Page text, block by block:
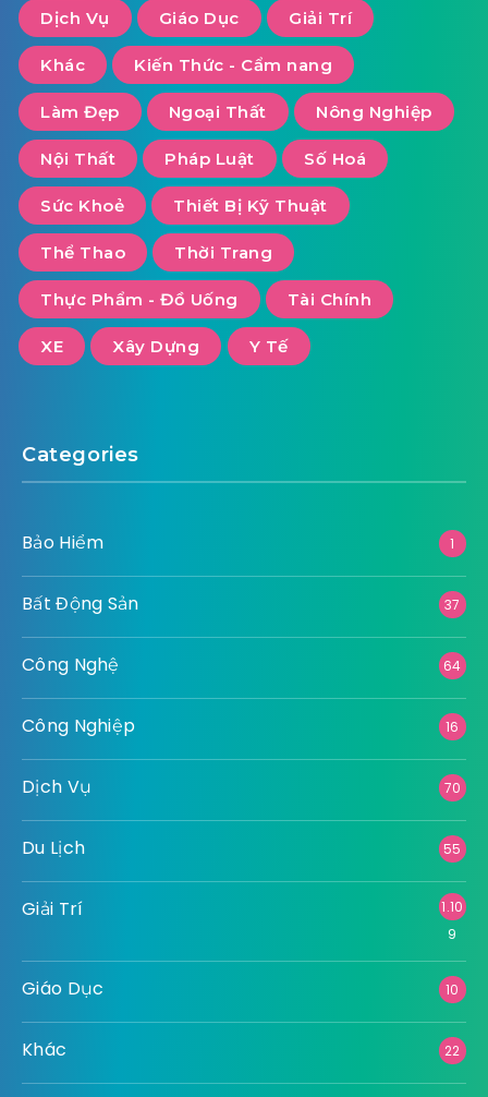
Dịch Vụ Giáo Dục Giải Trí
Khác Kiến Thức - Cẩm nang
Làm Đẹp Ngoại Thất Nông Nghiệp
Nội Thất Pháp Luật Số Hoá
Sức Khoẻ Thiết Bị Kỹ Thuật
Thể Thao Thời Trang
Thực Phẩm - Đồ Uống Tài Chính
XE Xây Dựng Y Tế
Categories
Bảo Hiểm 1
Bất Động Sản 37
Công Nghệ 64
Công Nghiệp 16
Dịch Vụ 70
Du Lịch 55
Giải Trí
1.10
9
Giáo Dục 10
Khác 22